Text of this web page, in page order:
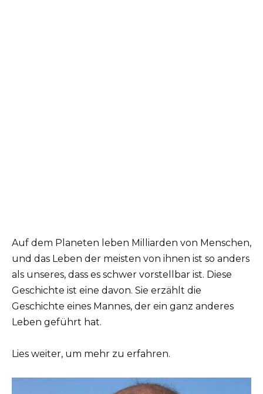
Auf dem Planeten leben Milliarden von Menschen,
und das Leben der meisten von ihnen ist so anders
als unseres, dass es schwer vorstellbar ist. Diese
Geschichte ist eine davon. Sie erzählt die
Geschichte eines Mannes, der ein ganz anderes
Leben geführt hat.
Lies weiter, um mehr zu erfahren.